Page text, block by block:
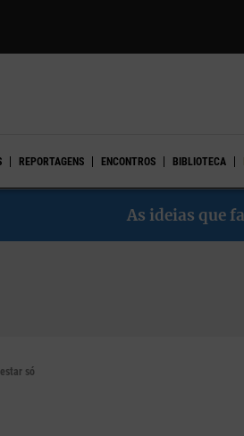
REPORTAGENS ENCONTROS BIBLIOTECA
As ideias que
só